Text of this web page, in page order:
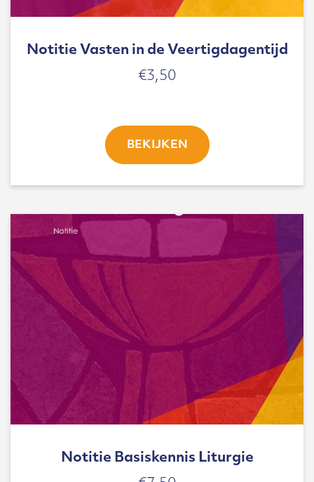
Notitie Vasten in de Veertigdagentijd
€3,50
BEKIJKEN
Notitie Basiskennis Liturgie